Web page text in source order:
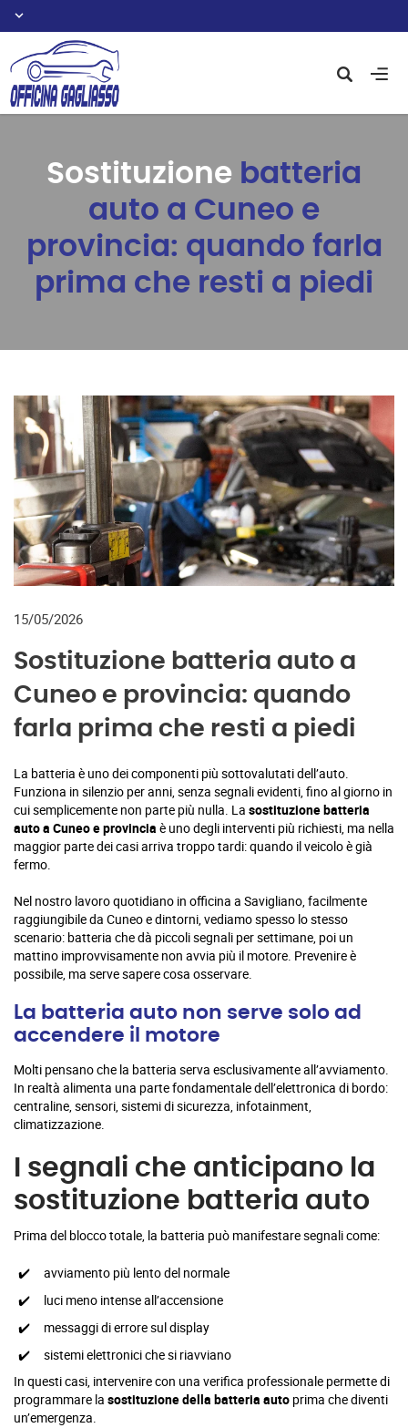
Sostituzione batteria
auto a Cuneo e
provincia: quando farla
prima che resti a piedi
15/05/2026
Sostituzione batteria auto a
Cuneo e provincia: quando
farla prima che resti a piedi
La batteria è uno dei componenti più sottovalutati dell’auto.
Funziona in silenzio per anni, senza segnali evidenti, fino al giorno in
cui semplicemente non parte più nulla. La sostituzione batteria
auto a Cuneo e provincia è uno degli interventi più richiesti, ma nella
maggior parte dei casi arriva troppo tardi: quando il veicolo è già
fermo.
Nel nostro lavoro quotidiano in officina a Savigliano, facilmente
raggiungibile da Cuneo e dintorni, vediamo spesso lo stesso
scenario: batteria che dà piccoli segnali per settimane, poi un
mattino improvvisamente non avvia più il motore. Prevenire è
possibile, ma serve sapere cosa osservare.
La batteria auto non serve solo ad
accendere il motore
Molti pensano che la batteria serva esclusivamente all’avviamento.
In realtà alimenta una parte fondamentale dell’elettronica di bordo:
centraline, sensori, sistemi di sicurezza, infotainment,
climatizzazione.
I segnali che anticipano la
sostituzione batteria auto
Prima del blocco totale, la batteria può manifestare segnali come:
avviamento più lento del normale
luci meno intense all’accensione
messaggi di errore sul display
sistemi elettronici che si riavviano
In questi casi, intervenire con una verifica professionale permette di
programmare la sostituzione della batteria auto prima che diventi
un’emergenza.